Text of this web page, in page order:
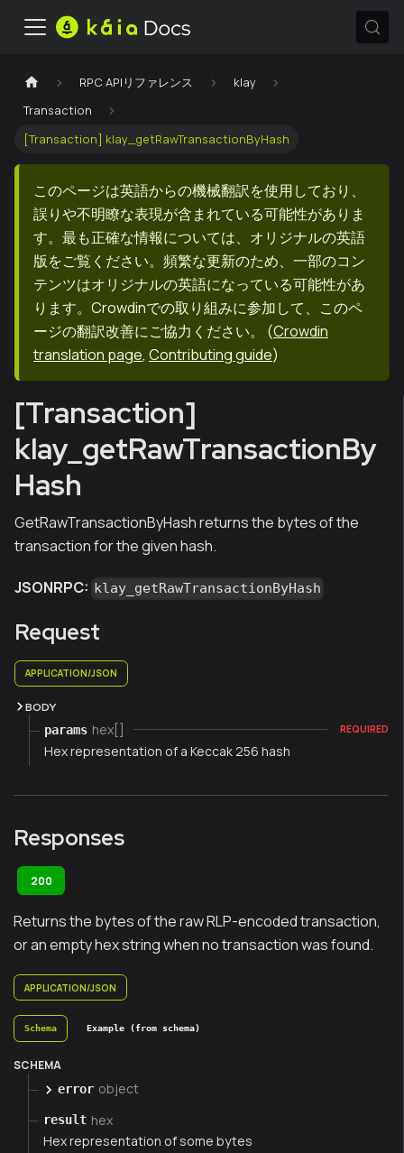
RPC APIリファレンス
klay
Transaction
[Transaction] klay_getRawTransactionByHash
このページは英語からの機械翻訳を使用しており、
誤りや不明瞭な表現が含まれている可能性がありま
す。最も正確な情報については、オリジナルの英語
版をご覧ください。頻繁な更新のため、一部のコン
テンツはオリジナルの英語になっている可能性があ
ります。Crowdinでの取り組みに参加して、このペ
ージの翻訳改善にご協力ください。
(Crowdin
translation page, Contributing guide)
[Transaction]
klay_getRawTransactionBy
Hash
GetRawTransactionByHash returns the bytes of the
transaction for the given hash.
JSONRPC: klay_getRawTransactionByHash
Request
APPLICATION/JSON
BODY
params hex[] REQUIRED
Hex representation of a Keccak 256 hash
Responses
200
Returns the bytes of the raw RLP-encoded transaction,
or an empty hex string when no transaction was found.
APPLICATION/JSON
Schema Example (from schema)
SCHEMA
error object
result hex
Hex representation of some bytes